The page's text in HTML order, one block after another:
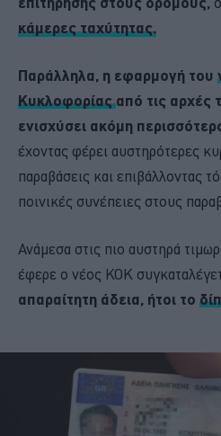
κάμερες ταχύτητας.
Παράλληλα, η εφαρμογή του
Κυκλοφορίαςαπό τις αρχές
ενισχύσει ακόμη
έχοντας φέρει αυστηρότερες
παραβάσεις και επιβάλλοντας
ποινικές συνέπειες στους
Ανάμεσα στις πιο αυστηρά
έφερε ο νέος ΚΟΚ
απαραίτητη άδεια, ήτοι το